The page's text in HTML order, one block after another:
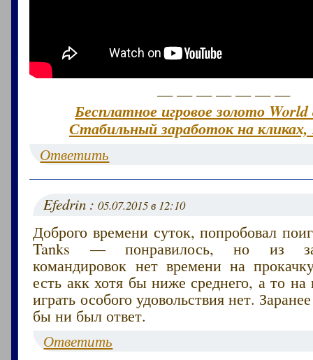
— — — — — — —
Бесплатное игровое золото
Стабильный заработок на кликах,
Ответить
Efedrin :05.07.2015 в 12:10
Доброго времени суток, попробовал
Tanks — понравилось, но из за
командировок нет времени на
есть акк хотя бы ниже среднего, а то на
играть особого удовольствия нет.
бы ни был ответ.
Ответить